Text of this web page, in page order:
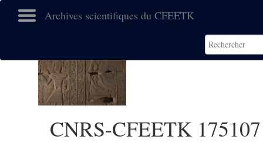
Archives scientifiques du CFEETK
CNRS-CFEETK 175107